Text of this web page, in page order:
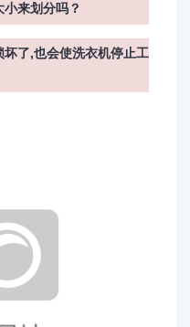
来划分吗？
了,也会使洗衣机停止工